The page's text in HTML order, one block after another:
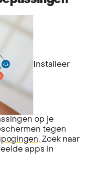
Installeer
op je
tegen
. Zoek naar
apps in